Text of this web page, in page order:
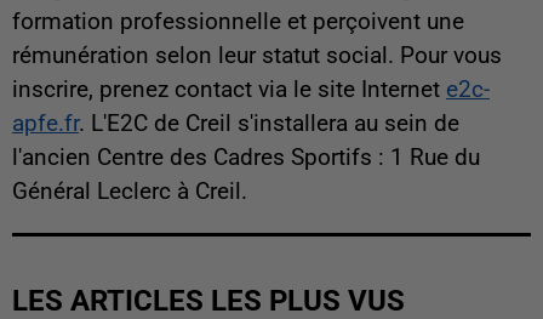
formation professionnelle et perçoivent une
rémunération selon leur statut social. Pour vous
inscrire, prenez contact via le site Internet e2c-
apfe.fr. L'E2C de Creil s'installera au sein de
l'ancien Centre des Cadres Sportifs : 1 Rue du
Général Leclerc à Creil.
LES ARTICLES LES PLUS VUS